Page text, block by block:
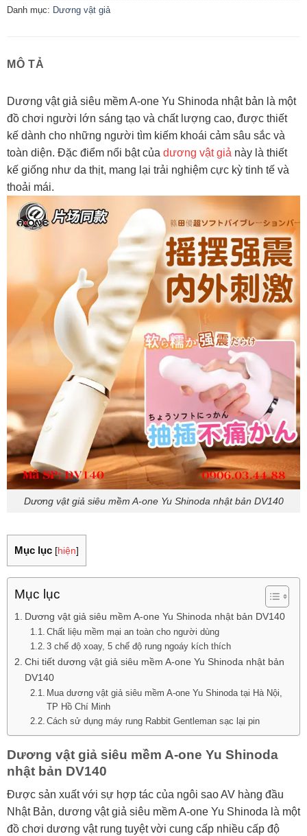
Danh mục: Dương vật giả
MÔ TẢ
Dương vật giả siêu mềm A-one Yu Shinoda nhật bản là một
đồ chơi người lớn sáng tạo và chất lượng cao, được thiết
kế dành cho những người tìm kiếm khoái cảm sâu sắc và
toàn diện. Đặc điểm nổi bật của dương vật giả này là thiết
kế giống như da thịt, mang lại trải nghiệm cực kỳ tinh tế và
thoải mái.
Dương vật giả siêu mềm A-one Yu Shinoda nhật bản DV140
Mục lục [hiện]
Mục lục
Dương vật giả siêu mềm A-one Yu Shinoda nhật bản DV140
Chất liệu mềm mại an toàn cho người dùng
3 chế độ xoay, 5 chế độ rung ngoáy kích thích
Chi tiết dương vật giả siêu mềm A-one Yu Shinoda nhật bản
DV140
Mua dương vật giả siêu mềm A-one Yu Shinoda tại Hà Nội,
TP Hồ Chí Minh
Cách sử dụng máy rung Rabbit Gentleman sạc lại pin
Dương vật giả siêu mềm A-one Yu Shinoda
nhật bản DV140
Được sản xuất với sự hợp tác của ngôi sao AV hàng đầu
Nhật Bản, dương vật giả siêu mềm A-one Yu Shinoda là một
đồ chơi dương vật rung tuyệt vời cung cấp nhiều cấp độ